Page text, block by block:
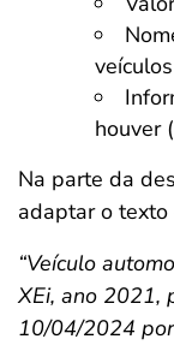
houver
Na parte da
adaptar o texto
“Veículo
XEi, ano 2021,
10/04/2024